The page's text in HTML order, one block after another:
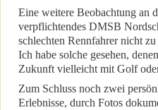
Eine weitere Beobachtung an
verpflichtendes DMSB
schlechten Rennfahrer nicht
Ich habe solche gesehen,
Zukunft vielleicht mit Golf
Zum Schluss noch zwei
Erlebnisse, durch Fotos